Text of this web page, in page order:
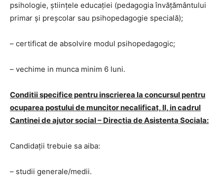
psihologie, științele educației (pedagogia învățământului
primar și preșcolar sau psihopedagogie specială);
– certificat de absolvire modul psihopedagogic;
– vechime in munca minim 6 luni.
Conditii specifice pentru inscrierea la concursul pentru
ocuparea postului de muncitor necalificat, II, in cadrul
Cantinei de ajutor social – Directia de Asistenta Sociala:
Candidaţii trebuie sa aiba:
– studii generale/medii.